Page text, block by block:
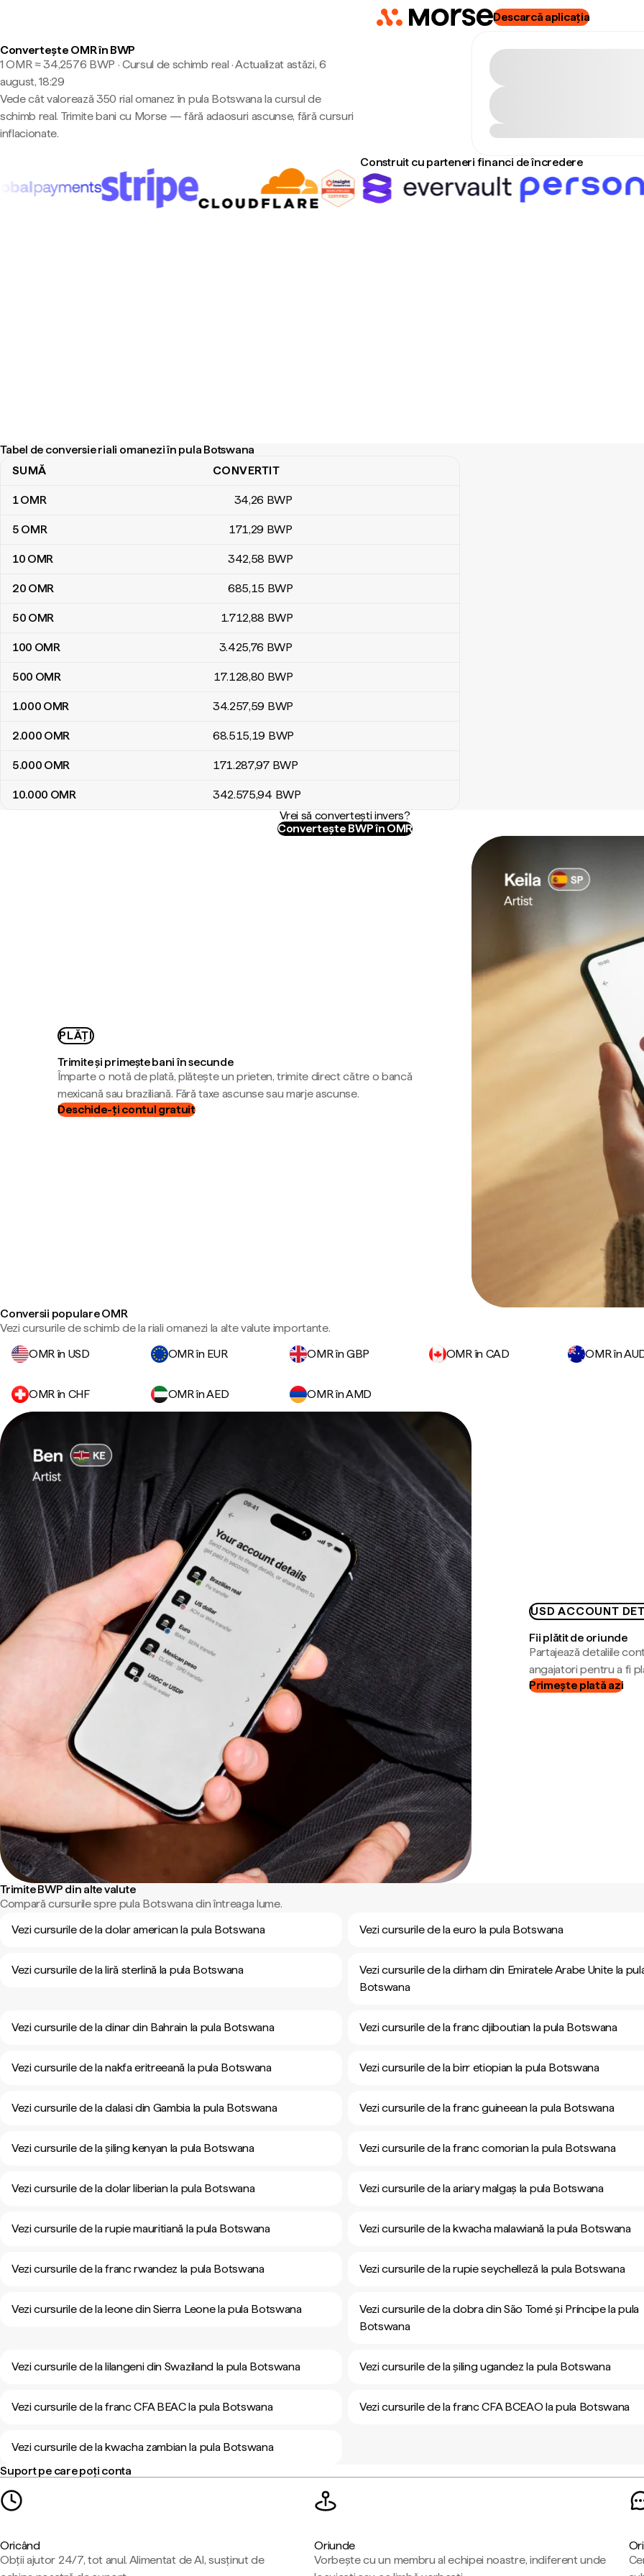
Descarcă aplicația
Convertește OMR în BWP
1 OMR ≈ 34,2576 BWP · Cursul de schimb real ·Actualizat astăzi, 6
august, 18:29
Vede cât valorează 350 rial omanez în pula Botswana la cursul de
schimb real. Trimite bani cu Morse — fără adaosuri ascunse, fără cursuri
inflacionate.
Construit cu parteneri financi de încredere
Tabel de conversie riali omanezi în pula Botswana
Tabel de conversie riali omanezi în pula Botswana
SUMĂ CONVERTIT
1OMR 34,26 BWP
5 OMR 171,29 BWP
10 OMR 342,58 BWP
20 OMR 685,15 BWP
50 OMR 1.712,88 BWP
100 OMR 3.425,76 BWP
500 OMR 17.128,80 BWP
1.000 OMR 34.257,59 BWP
2.000 OMR 68.515,19 BWP
5.000 OMR 171.287,97 BWP
10.000 OMR 342.575,94 BWP
Vrei să convertești invers?
Convertește BWP în OMR
PLĂȚI
Trimite și primește bani în secunde
Împarte o notă de plată, plătește un prieten, trimite direct către o bancă
mexicană sau braziliană. Fără taxe ascunse sau marje ascunse.
Deschide-ți contul gratuit
Conversii populare OMR
Vezi cursurile de schimb de la riali omanezi la alte valute importante.
OMR în USD
OMR în EUR OMR în GBP OMR în CAD OMR în
OMR în CHF OMR în AED OMR în AMD
USD ACCOUNT
Fii plătit de oriunde
Partajează detaliile
angajatori pentru a fi
Primește plată azi
Trimite BWP din alte valute
Compară cursurile spre pula Botswana din întreaga lume.
Vezi cursurile de la dolar american la pula Botswana
Vezi cursurile de la euro la pula Botswana
Vezi cursurile de la liră sterlină la pula Botswana
Vezi cursurile de la dirham din Emiratele Arabe Unite la
Botswana
Vezi cursurile de la dinar din Bahrain la pula Botswana Vezi cursurile de la franc djiboutian la pula Botswana
Vezi cursurile de la nakfa eritreeană la pula Botswana Vezi cursurile de la birr etiopian la pula Botswana
Vezi cursurile de la dalasi din Gambia la pula Botswana Vezi cursurile de la franc guineean la pula Botswana
Vezi cursurile de la șiling kenyan la pula Botswana Vezi cursurile de la franc comorian la pula Botswana
Vezi cursurile de la dolar liberian la pula Botswana Vezi cursurile de la ariary malgaș la pula Botswana
Vezi cursurile de la rupie mauritiană la pula Botswana Vezi cursurile de la kwacha malawiană la pula Botswana
Vezi cursurile de la franc rwandez la pula Botswana Vezi cursurile de la rupie seychelleză la pula Botswana
Vezi cursurile de la leone din Sierra Leone la pula Botswana
Vezi cursurile de la dobra din São Tomé și Príncipe la pula
Botswana
Vezi cursurile de la lilangeni din Swaziland la pula Botswana Vezi cursurile de la șiling ugandez la pula Botswana
Vezi cursurile de la franc CFA BEAC la pula Botswana Vezi cursurile de la franc CFA BCEAO la pula Botswana
Vezi cursurile de la kwacha zambian la pula Botswana
Suport pe care poți conta
Oricând
Obții ajutor 24/7, tot anul. Alimentat de AI, susținut de
Oriunde
Vorbește cu un membru al echipei noastre, indiferent unde